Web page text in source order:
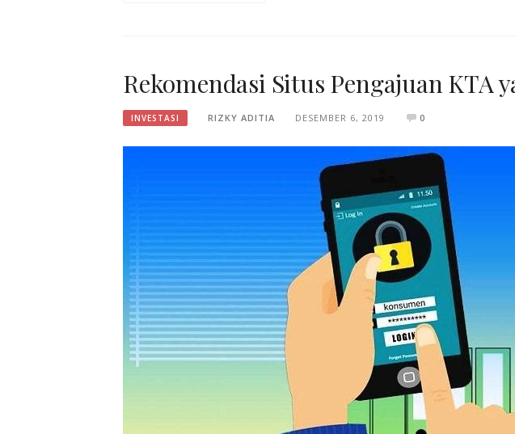
Rekomendasi Situs Pengajuan KTA
INVESTASI‎ RIZKY ADITIA DESEMBER 6, 2019 0